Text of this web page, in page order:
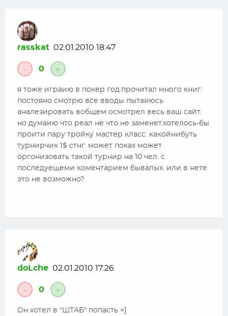
rasskat 02.01.2010 18:47
- 0 +
я тоже играию в покер год.прочитал много книг.
постояно смотрю все вводы пытаиюсь
аналезировать вобщем осмотрел весь ваш сайт.
но думаию что реал не что не заменет.хотелось-бы
проити пару тройку мастер класс. какойнибуть
турнирчик 1$ стнг. может поках может
оргонизовать такой турнир на 10 чел. с
последуещеми коментарием бывалых. или в нете
это не возможно?
doLche 02.01.2010 17:26
- 0 +
Он хотел в "ШТАБ" попасть =]